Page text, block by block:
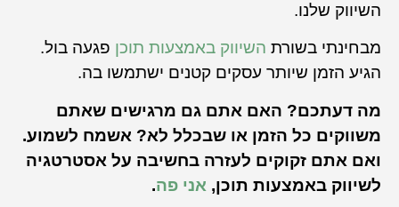
השיווק שלנו.
מבחינתי בשורת השיווק באמצעות תוכן פגעה בול.
הגיע הזמן שיותר עסקים קטנים ישתמשו בה.
מה דעתכם? האם אתם גם מרגישים שאתם
משווקים כל הזמן או שבכלל לא? אשמח לשמוע.
ואם אתם זקוקים לעזרה בחשיבה על אסטרטגיה
לשיווק באמצעות תוכן, אני פה.